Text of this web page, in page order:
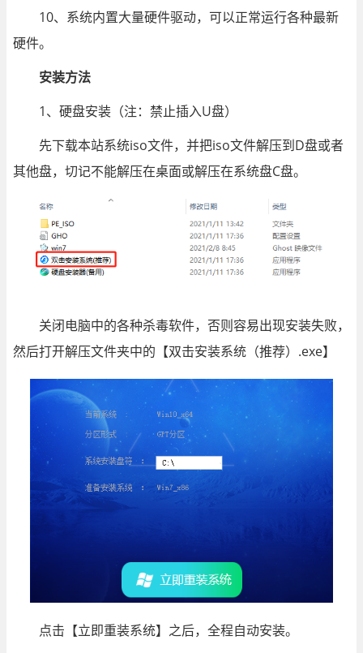
10、系统内置大量硬件驱动，可以正常运行各种最新
硬件。
安装方法
1、硬盘安装（注：禁止插入U盘）
先下载本站系统iso文件，并把iso文件解压到D盘或者
其他盘，切记不能解压在桌面或解压在系统盘C盘。
关闭电脑中的各种杀毒软件，否则容易出现安装失败，
然后打开解压文件夹中的【双击安装系统（推荐）.exe】
点击【立即重装系统】之后，全程自动安装。